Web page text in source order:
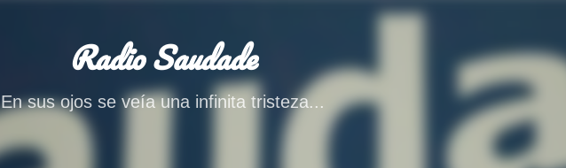
Ir al contenido principal
Radio Saudade
En sus ojos se veía una infinita tristeza...